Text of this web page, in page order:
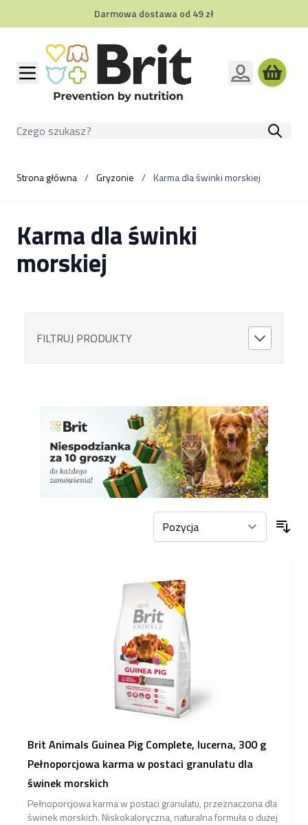
Darmowa dostawa od 49 zł
Przejdź do treści
Szukaj
Strona główna / Gryzonie / Karma dla świnki morskiej
Karma dla świnki
morskiej
FILTRUJ PRODUKTY
Brit Animals Guinea Pig Complete, lucerna, 300 g
Pełnoporcjowa karma w postaci granulatu dla
świnek morskich
Pełnoporcjowa karma w postaci granulatu, przeznaczona dla
świnek morskich. Niskokaloryczna, naturalna formuła o dużej